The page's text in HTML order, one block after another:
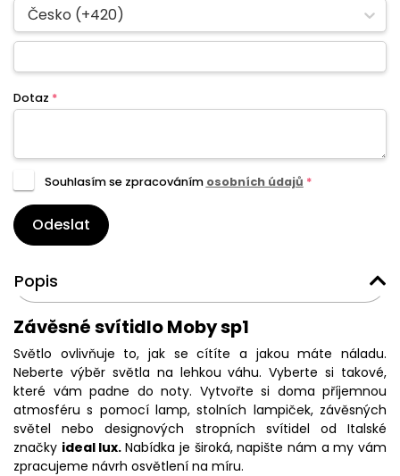
Česko (+420)
Dotaz *
Souhlasím se zpracováním osobních údajů *
Odeslat
Popis
Závěsné svítidlo Moby sp1
Světlo ovlivňuje to, jak se cítíte a jakou máte náladu.
Neberte výběr světla na lehkou váhu. Vyberte si takové,
které vám padne do noty. Vytvořte si doma příjemnou
atmosféru s pomocí lamp, stolních lampiček, závěsných
světel nebo designových stropních svítidel od Italské
značky ideal lux.Nabídka je široká, napište nám a my vám
zpracujeme návrh osvětlení na míru.